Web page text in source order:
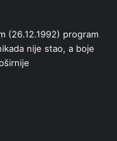
(26.12.1992) program
nije stao, a boje